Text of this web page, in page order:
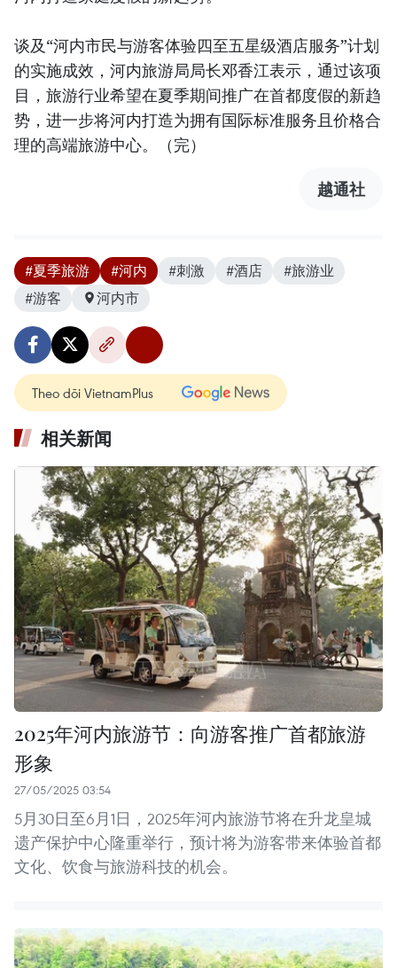
谈及“河内市民与游客体验四至五星级酒店服务”计划
的实施成效，河内旅游局局长邓香江表示，通过该项
目，旅游行业希望在夏季期间推广在首都度假的新趋
势，进一步将河内打造为拥有国际标准服务且价格合
理的高端旅游中心。（完）
越通社
#夏季旅游 #河内 #刺激 #酒店
#旅游业
#游客
河内市
Theo dõi VietnamPlus
相关新闻
2025年河内旅游节：向游客推广首都旅游
形象
27/05/2025 03:54
5月30日至6月1日，2025年河内旅游节将在升龙皇城
遗产保护中心隆重举行，预计将为游客带来体验首都
文化、饮食与旅游科技的机会。